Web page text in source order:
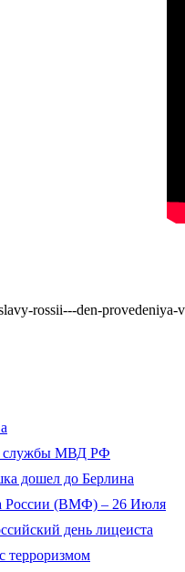
rossii---den-provedeniya-
службы МВД РФ
дошел до Берлина
России (ВМФ) – 26 Июля
день лицеиста
терроризмом